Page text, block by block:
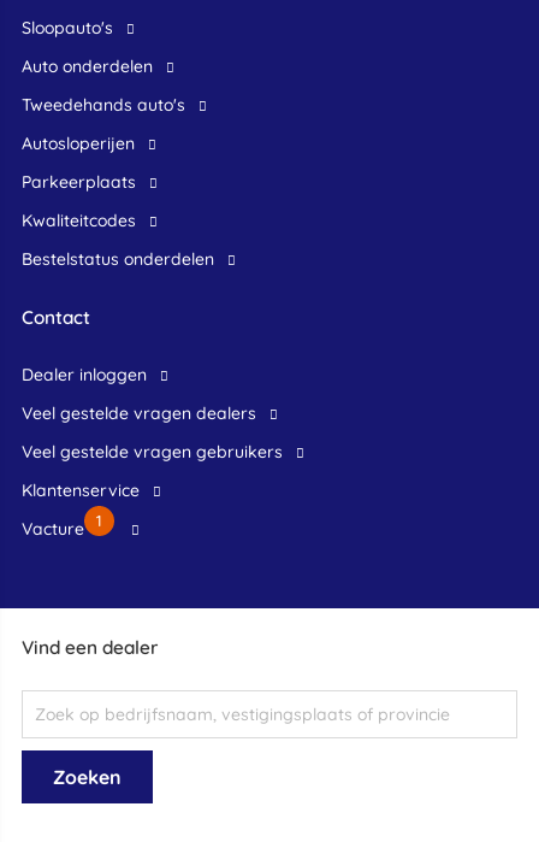
Vind een dealer
Sloopauto's
Auto onderdelen
Tweedehands auto's
Autosloperijen
Parkeerplaats
Kwaliteitcodes
Bestelstatus onderdelen
Contact
dealer inloggen
veel gestelde vragen dealers
veel gestelde vragen gebruikers
klantenservice
Vacture
1